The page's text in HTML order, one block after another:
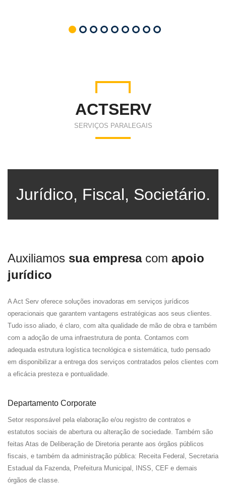
ACTSERV
SERVIÇOS PARALEGAIS
Jurídico, Fiscal, Societário.
Auxiliamos sua empresa com apoio
jurídico
A Act Serv oferece soluções inovadoras em serviços jurídicos
operacionais que garantem vantagens estratégicas aos seus clientes.
Tudo isso aliado, é claro, com alta qualidade de mão de obra e também
com a adoção de uma infraestrutura de ponta. Contamos com
adequada estrutura logística tecnológica e sistemática, tudo pensado
em disponibilizar a entrega dos serviços contratados pelos clientes com
a eficácia presteza e pontualidade.
Departamento Corporate
Setor responsável pela elaboração e/ou registro de contratos e
estatutos sociais de abertura ou alteração de sociedade. Também são
feitas Atas de Deliberação de Diretoria perante aos órgãos públicos
fiscais, e também da administração pública: Receita Federal, Secretaria
Estadual da Fazenda, Prefeitura Municipal, INSS, CEF e demais
órgãos de classe.